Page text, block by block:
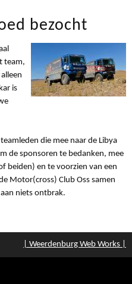
bezocht
team,
is
die mee naar de Libya
de sponsoren te bedanken, mee
beiden) en te voorzien van een
Motor(cross) Club Oss samen
niets ontbrak.
| Weerdenburg Web Works |